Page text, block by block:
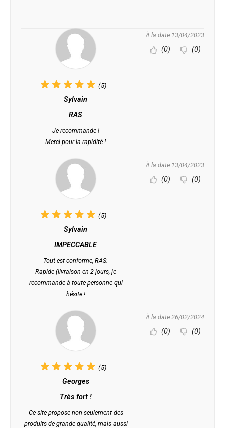
(5)
Sylvain
RAS
Je recommande !
Merci pour la rapidité !
À la date 13/04/2023
(0) (0)
(5)
Sylvain
IMPECCABLE
Tout est conforme, RAS.
Rapide (livraison en 2 jours, je
recommande à toute personne qui
hésite !
À la date 13/04/2023
(0) (0)
(5)
Georges
Très fort !
Ce site propose non seulement des
produits de grande qualité, mais aussi
À la date 26/02/2024
(0) (0)